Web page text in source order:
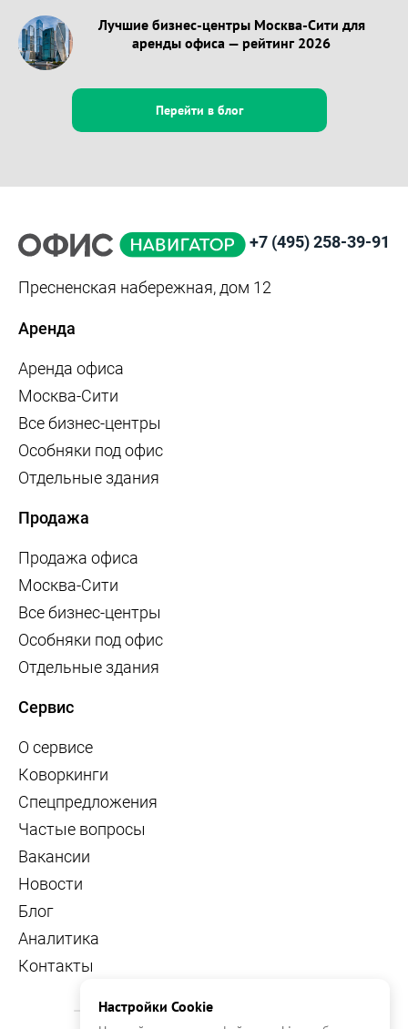
Лучшие бизнес-центры Москва-Сити для
аренды офиса — рейтинг 2026
Перейти в блог
+7 (495) 258-39-91
Пресненская набережная, дом 12
Аренда
Аренда офиса
Москва-Сити
Все бизнес-центры
Особняки под офис
Отдельные здания
Продажа
Продажа офиса
Москва-Сити
Все бизнес-центры
Особняки под офис
Отдельные здания
Сервис
О сервисе
Коворкинги
Спецпредложения
Частые вопросы
Вакансии
Новости
Блог
Аналитика
Контакты
Настройки Cookie